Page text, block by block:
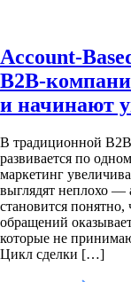
Account-
B2B-
и начинают
В традиционной
развивается по
маркетинг
выглядят неплохо —
становится понятно,
обращений
которые не
Цикл сделки […]